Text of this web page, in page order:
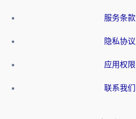
服务条款
隐私协议
应用权限
联系我们